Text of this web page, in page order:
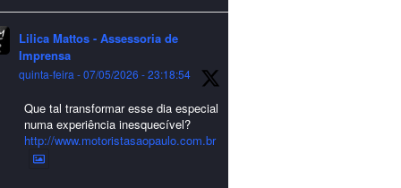
Lilica Mattos - Assessoria de
Imprensa
quinta-feira - 07/05/2026 - 23:18:54
Que tal transformar esse dia especial
numa experiência inesquecível?
http://www.motoristasaopaulo.com.br